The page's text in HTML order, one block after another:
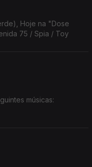
Hoje na "Dose
Tripla" com as seguintes músicas:- Avenida 75 / Spia / Toy
músicas: